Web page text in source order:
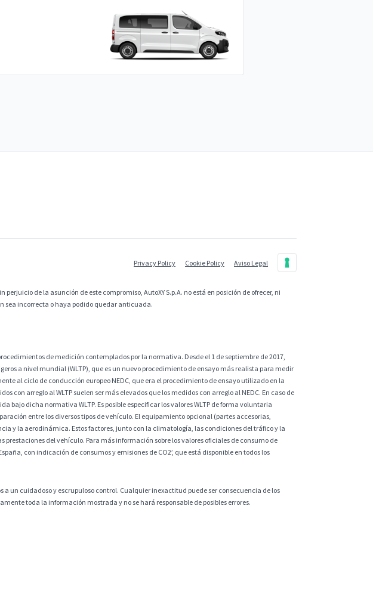
Privacy Policy Cookie Policy Aviso Legal
de la asunción de este compromiso, AutoXY S.p.A. no está en posición de ofrecer, ni
sea incorrecta o haya podido quedar anticuada.
de medición contemplados por la normativa. Desde el 1 de septiembre de 2017,
a nivel mundial (WLTP), que es un nuevo procedimiento de ensayo más realista para medir
al ciclo de conducción europeo NEDC, que era el procedimiento de ensayo utilizado en la
arreglo al WLTP suelen ser más elevados que los medidos con arreglo al NEDC. En caso de
dicha normativa WLTP. Es posible especificar los valores WLTP de forma voluntaria
entre los diversos tipos de vehículo. El equipamiento opcional (partes accesorias,
y la aerodinámica. Estos factores, junto con la climatología, las condiciones del tráfico y la
del vehículo. Para más información sobre los valores oficiales de consumo de
con indicación de consumos y emisiones de CO2’, que está disponible en todos los
a un cuidadoso y escrupuloso control. Cualquier inexactitud puede ser consecuencia de los
toda la información mostrada y no se hará responsable de posibles errores.